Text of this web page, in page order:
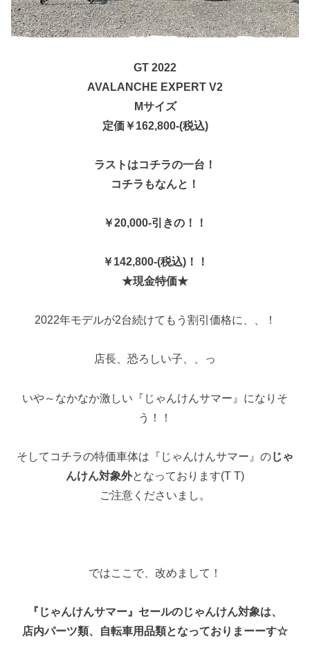
GT 2022
AVALANCHE EXPERT V2
Mサイズ
定価￥162,800-(税込)
ラストはコチラの一台！
コチラもなんと！
￥20,000-引きの！！
￥142,800-(税込)！！
★現金特価★
2022年モデルが2台続けてもう割引価格に、、！
店長、恐ろしい子、、っ
いや～なかなか激しい『じゃんけんサマー』になりそ
う！！
そしてコチラの特価車体は『じゃんけんサマー』のじゃ
んけん対象外となっております(T T)
ご注意くださいまし。
ではここで、改めまして！
『じゃんけんサマー』セールのじゃんけん対象は、
店内パーツ類、自転車用品類となっておりまーーす☆